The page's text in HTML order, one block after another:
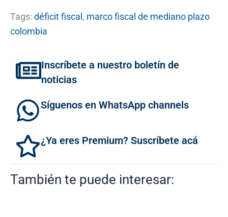
Tags: déficit fiscal, marco fiscal de mediano plazo
colombia
Inscríbete a nuestro boletín de
noticias
Síguenos en WhatsApp channels
¿Ya eres Premium? Suscríbete acá
También te puede interesar: